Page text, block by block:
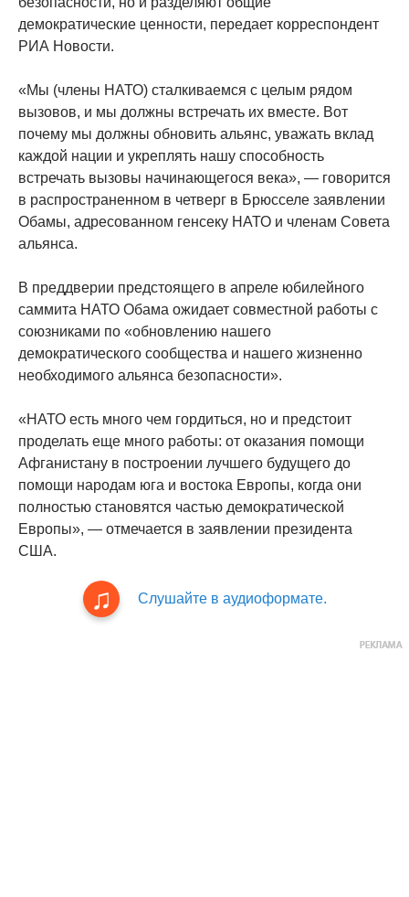
демократические ценности, передает корреспондент
РИА Новости.
«Мы (члены НАТО) сталкиваемся с целым рядом
вызовов, и мы должны встречать их вместе. Вот
почему мы должны обновить альянс, уважать вклад
каждой нации и укреплять нашу способность
встречать вызовы начинающегося века», — говорится
в распространенном в четверг в Брюсселе заявлении
Обамы, адресованном генсеку НАТО и членам Совета
альянса.
В преддверии предстоящего в апреле юбилейного
саммита НАТО Обама ожидает совместной работы с
союзниками по «обновлению нашего
демократического сообщества и нашего жизненно
необходимого альянса безопасности».
«НАТО есть много чем гордиться, но и предстоит
проделать еще много работы: от оказания помощи
Афганистану в построении лучшего будущего до
помощи народам юга и востока Европы, когда они
полностью становятся частью демократической
Европы», — отмечается в заявлении президента
США.
Слушайте в аудиоформате.